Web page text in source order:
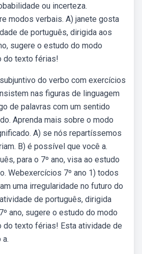
ou incerteza.
modos verbais. A) janete gosta
de português, dirigida aos
sugere o estudo do modo
do texto férias!
do verbo com exercícios
nas figuras de linguagem
de palavras com um sentido
Aprenda mais sobre o modo
A) se nós repartíssemos
B) é possível que você a.
para o 7º ano, visa ao estudo
Webexercícios 7º ano 1) todos
uma irregularidade no futuro do
de português, dirigida
ano, sugere o estudo do modo
do texto férias! Esta atividade de
a.